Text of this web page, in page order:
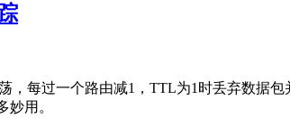
每过一个路由减1，TTL为1时丢弃数据包
用。